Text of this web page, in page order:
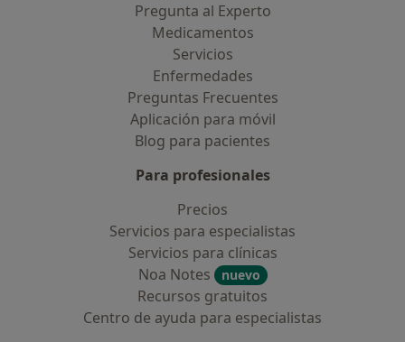
Pregunta al Experto
Medicamentos
Servicios
Enfermedades
Preguntas Frecuentes
Aplicación para móvil
Blog para pacientes
Para profesionales
Precios
Servicios para especialistas
Servicios para clínicas
Noa Notes
nuevo
Recursos gratuitos
Centro de ayuda para especialistas